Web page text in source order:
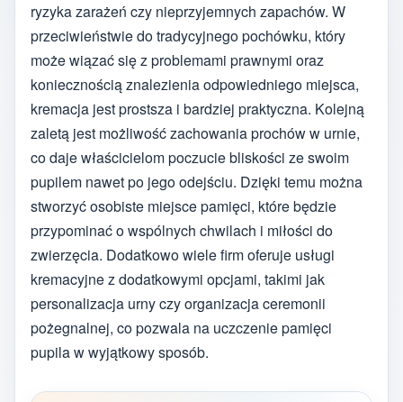
ryzyka zarażeń czy nieprzyjemnych zapachów. W
przeciwieństwie do tradycyjnego pochówku, który
może wiązać się z problemami prawnymi oraz
koniecznością znalezienia odpowiedniego miejsca,
kremacja jest prostsza i bardziej praktyczna. Kolejną
zaletą jest możliwość zachowania prochów w urnie,
co daje właścicielom poczucie bliskości ze swoim
pupilem nawet po jego odejściu. Dzięki temu można
stworzyć osobiste miejsce pamięci, które będzie
przypominać o wspólnych chwilach i miłości do
zwierzęcia. Dodatkowo wiele firm oferuje usługi
kremacyjne z dodatkowymi opcjami, takimi jak
personalizacja urny czy organizacja ceremonii
pożegnalnej, co pozwala na uczczenie pamięci
pupila w wyjątkowy sposób.